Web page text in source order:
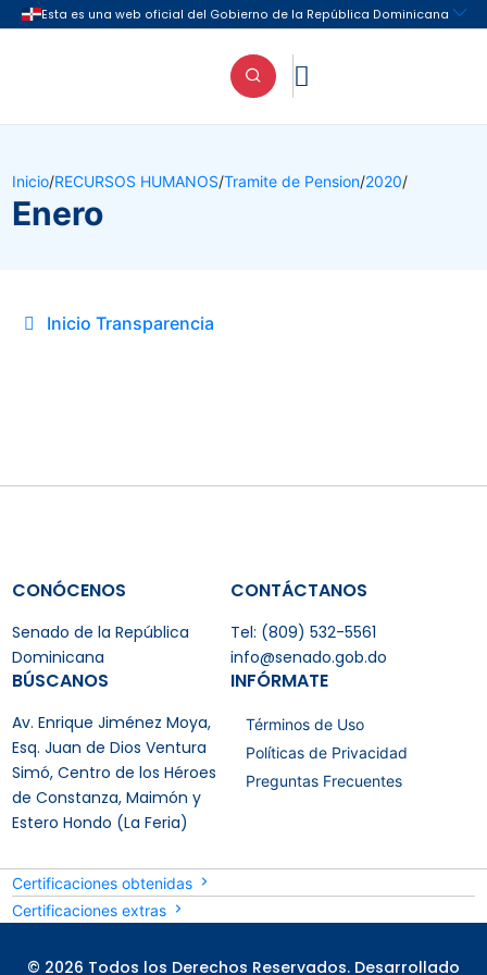

Inicio/RECURSOS HUMANOS/Tramite de Pension/2020/
Enero
Inicio Transparencia
CONÓCENOS
Senado de la República
Dominicana
CONTÁCTANOS
Tel: (809) 532-5561
info@senado.gob.do
BÚSCANOS
Av. Enrique Jiménez Moya,
Esq. Juan de Dios Ventura
Simó, Centro de los Héroes
de Constanza, Maimón y
Estero Hondo (La Feria)
INFÓRMATE
Términos de Uso
Políticas de Privacidad
Preguntas Frecuentes
Certificaciones obtenidas
Certificaciones extras
© 2026 Todos los Derechos Reservados. Desarrollado